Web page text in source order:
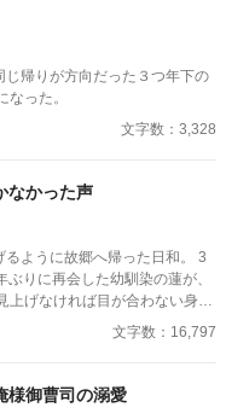
帰りが方向だった３つ年下の
った。
文字数：3,328
なかった声
ように故郷へ帰った日和。 3
りに再会した幼馴染の蓮が、
のに頭を撫でる癖だけは昔のま
応する。 蓮は何も言わ
が「優しさ」じゃなく「想
「あの約束、まだ
文字数：16,797
様御曹司の溺愛